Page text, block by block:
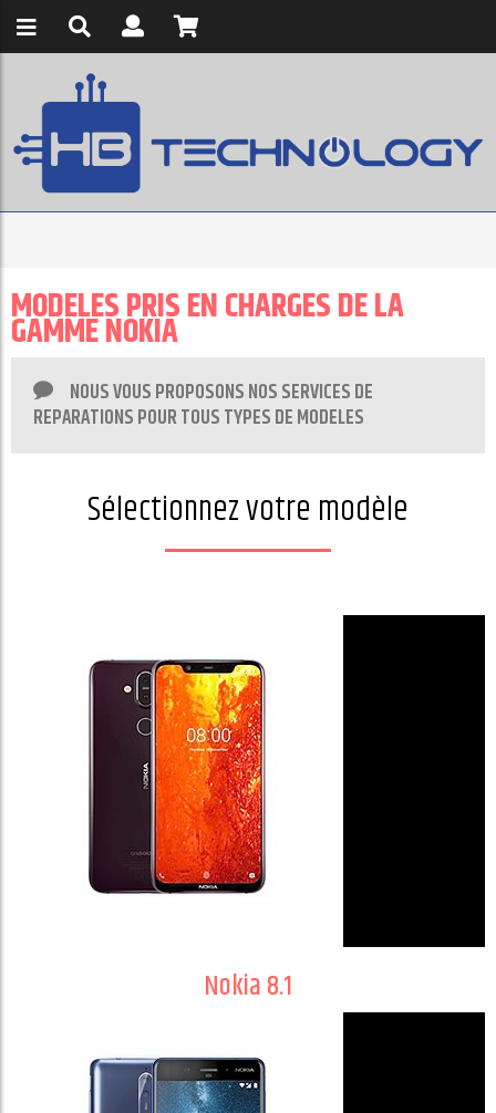
MODELES PRIS EN CHARGES DE LA
GAMME NOKIA
NOUS VOUS PROPOSONS NOS SERVICES DE
REPARATIONS POUR TOUS TYPES DE MODELES
Sélectionnez votre modèle
Nokia 8.1